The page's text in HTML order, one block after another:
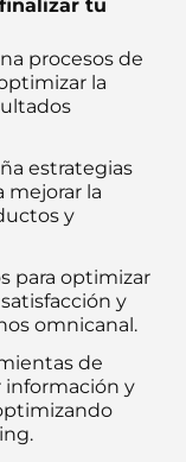
tu
procesos de
la
estrategias
mejorar la
y
para optimizar
y
omnicanal.
de
información y